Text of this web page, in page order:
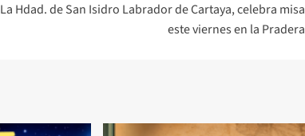
La Hdad. de San Isidro Labrador de Cartaya, celebra misa
este viernes en la Pradera